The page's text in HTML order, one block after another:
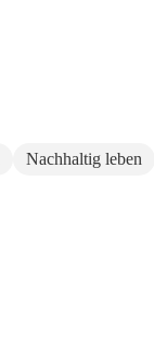
Nachhaltig leben